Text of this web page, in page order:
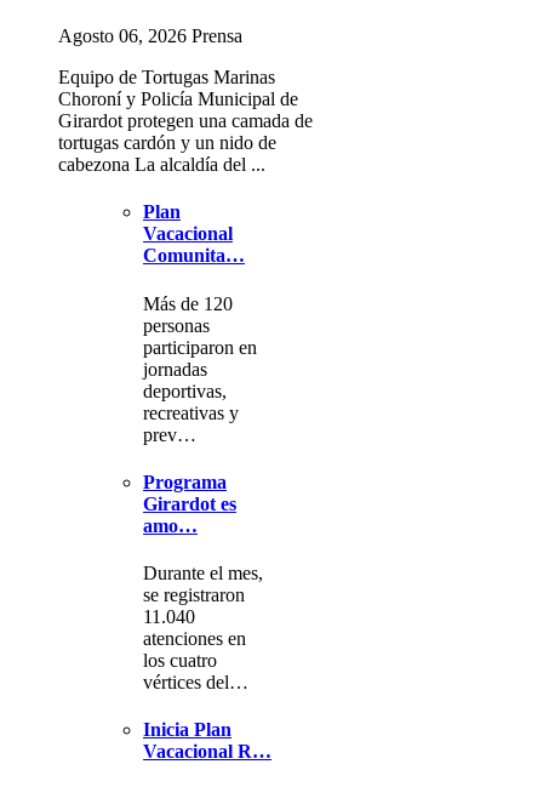
Agosto 06, 2026 Prensa
Equipo de Tortugas Marinas
Choroní y Policía Municipal de
Girardot protegen una camada de
tortugas cardón y un nido de
cabezona La alcaldía del ...
Plan
Vacacional
Comunita…
Más de 120
personas
participaron en
jornadas
deportivas,
recreativas y
prev…
Programa
Girardot es
amo…
Durante el mes,
se registraron
11.040
atenciones en
los cuatro
vértices del…
Inicia Plan
Vacacional R…